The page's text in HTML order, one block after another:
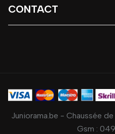
CONTACT
Juniorama.be - Chaussée
Gsm :